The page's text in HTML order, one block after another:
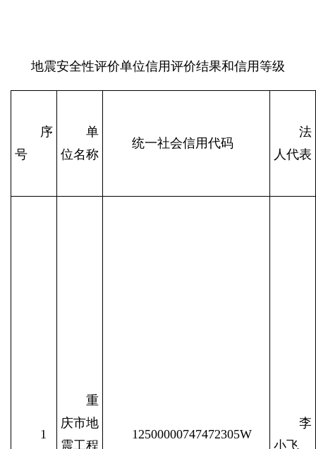
地震安全性评价单位信用评价结果和信用等级
序
号
单
位名称
统一社会信用代码
法
人代表
1
重
庆市地
震工程
12500000747472305W
李
小飞